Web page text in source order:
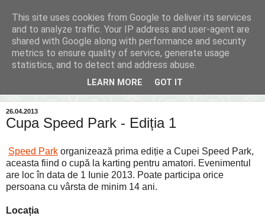
Inima Bacăului
Din inima Bacăului...spre inima ta...
26.04.2013
Cupa Speed Park - Ediția 1
Speed Park organizează prima ediție a Cupei Speed Park,
aceasta fiind o cupă la karting pentru amatori. Evenimentul
are loc în data de 1 Iunie 2013. Poate participa orice
persoana cu vârsta de minim 14 ani.
Locația
This site uses cookies from Google to deliver its services
and to analyze traffic. Your IP address and user-agent are
shared with Google along with performance and security
metrics to ensure quality of service, generate usage
statistics, and to detect and address abuse.
LEARN MORE GOT IT